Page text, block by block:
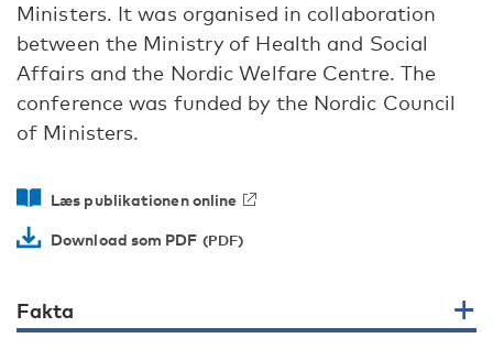
Ministers. It was organised in collaboration
between the Ministry of Health and Social
Affairs and the Nordic Welfare Centre. The
conference was funded by the Nordic Council
of Ministers.
Læs publikationen online
Download som PDF
Fakta